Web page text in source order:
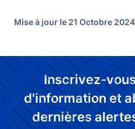
Mise à jour le 21 Octobre 2024
Inscrivez-
d'information et
dernières